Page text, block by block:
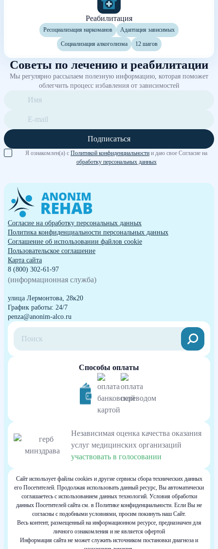
Реабилитация
Ресоциализация наркоманов Адаптация зависимых
Социализация алкоголизма 12 шагов
Советы по лечению и реабилитации
Мы регулярно рассылаем полезную информацию, которая поможет
облегчить процесс избавления от зависимостей
Подписаться
Я ознакомлен(а) с Политикой конфиденциальности и даю свое Согласие на
обработку персональных данных
Согласие на обработку персональных данных
Политика конфиденциальности персональных данных
Cоглашение об использовании файлов cookie
Пользовательское соглашение
Карта сайта
8 (800) 302-61-97
(информационная служба)
улица Лермонтова, 28к20
График работы: 24/7
penza@anonim-alco.ru
Способы оплаты
Независимая оценка качества оказания
услуг медицинских организаций
участвовать в голосовании
Сайт использует файлы cookies и другие сервисы сбора технических данных
его Посетителей. Продолжая использовать данный ресурс, Вы автоматически
соглашаетесь с использованием данных технологий. Условия обработки
данных Посетителей сайта см. в Политике конфиденциальности. Если Вы не
согласны с подобными условиями, просим покинуть наш Сайт.
Весь контент, размещенный на информационном ресурсе, предназначен для
личного ознакомления и не является офертой
Информация сайта не может служить источником постановки диагноза и